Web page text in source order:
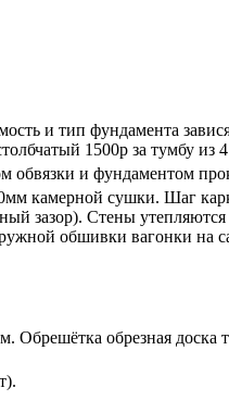
и тип фундамента
1500р за тумбу из
и фундаментом
камерной сушки. Шаг
зазор). Стены
обшивки вагонки на
Обрешётка обрезная